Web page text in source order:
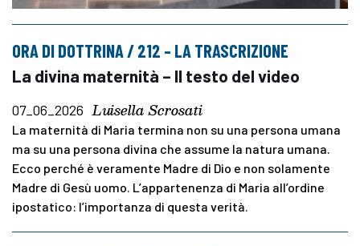
ORA DI DOTTRINA / 212 – LA TRASCRIZIONE
La divina maternità – Il testo del video
07_06_2026 Luisella Scrosati
La maternità di Maria termina non su una persona umana
ma su una persona divina che assume la natura umana.
Ecco perché è veramente Madre di Dio e non solamente
Madre di Gesù uomo. L’appartenenza di Maria all’ordine
ipostatico: l’importanza di questa verità.